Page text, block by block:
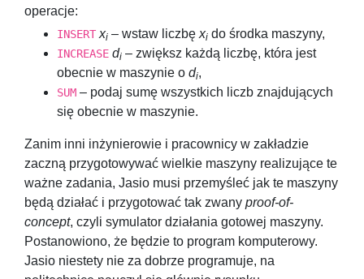
operacje:
INSERT xi – wstaw liczbę xi do środka maszyny,
INCREASE di – zwiększ każdą liczbę, która jest
obecnie w maszynie o di,
SUM – podaj sumę wszystkich liczb znajdujących
się obecnie w maszynie.
Zanim inni inżynierowie i pracownicy w zakładzie
zaczną przygotowywać wielkie maszyny realizujące te
ważne zadania, Jasio musi przemyśleć jak te maszyny
będą działać i przygotować tak zwany proof-of-
concept, czyli symulator działania gotowej maszyny.
Postanowiono, że będzie to program komputerowy.
Jasio niestety nie za dobrze programuje, na